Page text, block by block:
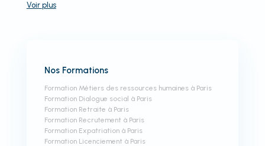
Voir plus
Nos Formations
Formation Métiers des ressources humaines à Paris
Formation Dialogue social à Paris
Formation Retraite à Paris
Formation Recrutement à Paris
Formation Expatriation à Paris
Formation Licenciement à Paris